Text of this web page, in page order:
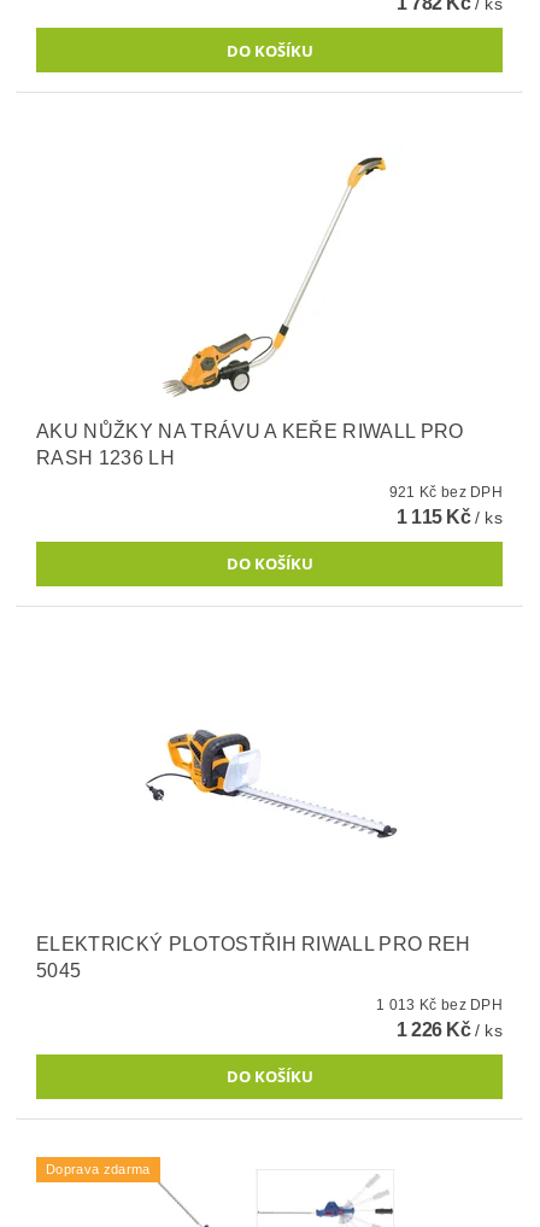
/ ks
AKU NŮŽKY NA TRÁVU A KEŘE RIWALL PRO
RASH 1236 LH
921 Kč bez DPH
1 115 Kč/ ks
ELEKTRICKÝ PLOTOSTŘIH RIWALL PRO REH
5045
1 013 Kč bez DPH
1 226 Kč/ ks
Doprava zdarma